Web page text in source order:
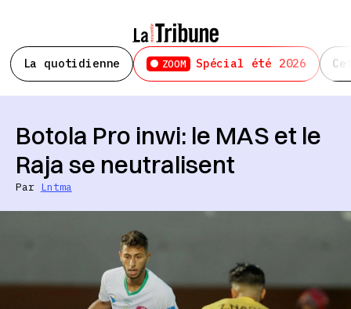
La quotidienne ZOOM Spécial été 2026
Botola Pro inwi: le MAS et le
Raja se neutralisent
Par Lntma